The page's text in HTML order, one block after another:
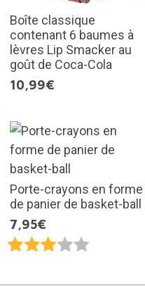
Boîte classique
contenant 6 baumes à
lèvres Lip Smacker au
goût de Coca-Cola
10,99€
Porte-crayons en forme
de panier de basket-ball
7,95€